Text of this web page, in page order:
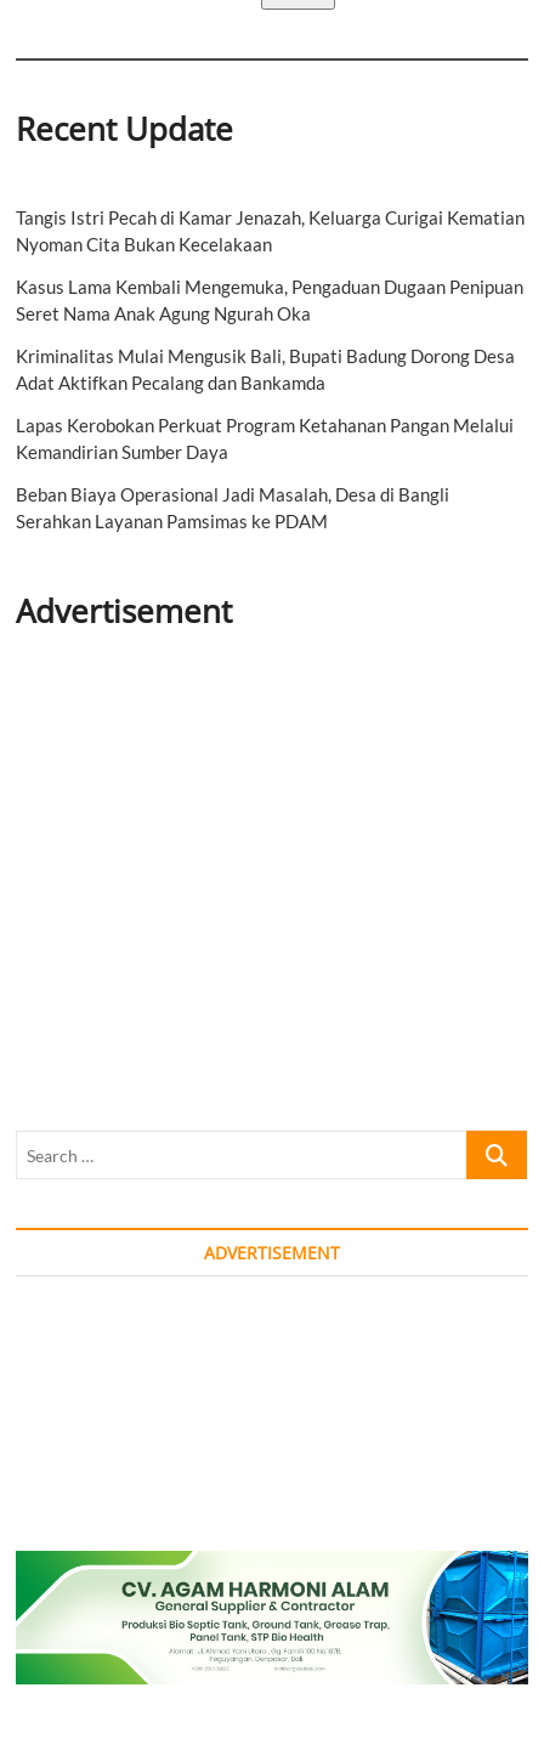
Recent Update
Tangis Istri Pecah di Kamar Jenazah, Keluarga Curigai Kematian
Nyoman Cita Bukan Kecelakaan
Kasus Lama Kembali Mengemuka, Pengaduan Dugaan Penipuan
Seret Nama Anak Agung Ngurah Oka
Kriminalitas Mulai Mengusik Bali, Bupati Badung Dorong Desa
Adat Aktifkan Pecalang dan Bankamda
Lapas Kerobokan Perkuat Program Ketahanan Pangan Melalui
Kemandirian Sumber Daya
Beban Biaya Operasional Jadi Masalah, Desa di Bangli
Serahkan Layanan Pamsimas ke PDAM
Advertisement
Search
ADVERTISEMENT